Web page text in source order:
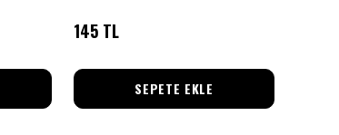
145 TL
SEPETE EKLE